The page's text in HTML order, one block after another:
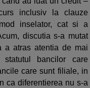
inclusiv la clauze
inselator, cat si a
discutia s-a mutat
a atras atentia de mai
bancilor care
care sunt filiale, in
ca diferentierea nu s-a